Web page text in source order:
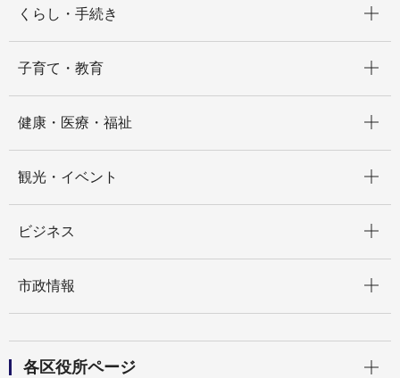
くらし・手続き
子育て・教育
健康・医療・福祉
観光・イベント
ビジネス
市政情報
各区役所ページ